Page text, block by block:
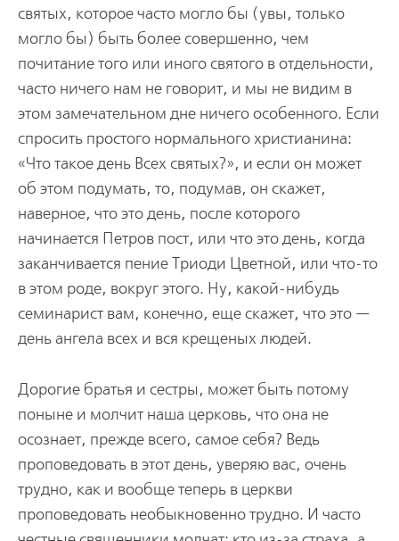
святых, которое часто могло бы (увы, только
могло бы) быть более совершенно, чем
почитание того или иного святого в отдельности,
часто ничего нам не говорит, и мы не видим в
этом замечательном дне ничего особенного. Если
спросить простого нормального христианина:
«Что такое день Всех святых?», и если он может
об этом подумать, то, подумав, он скажет,
наверное, что это день, после которого
начинается Петров пост, или что это день, когда
заканчивается пение Триоди Цветной, или что-то
в этом роде, вокруг этого. Ну, какой-нибудь
семинарист вам, конечно, еще скажет, что это —
день ангела всех и вся крещеных людей.
Дорогие братья и сестры, может быть потому
поныне и молчит наша церковь, что она не
осознает, прежде всего, самое себя? Ведь
проповедовать в этот день, уверяю вас, очень
трудно, как и вообще теперь в церкви
проповедовать необыкновенно трудно. И часто